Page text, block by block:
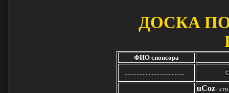
ДОСКА
ФИО спонсора
uCoz-